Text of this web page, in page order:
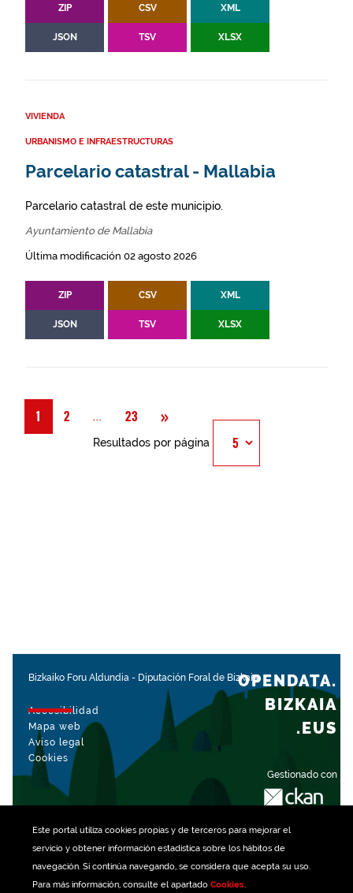
Este portal utiliza cookiespropias y de terceros para mejorar el
servicio y obtener información estadística sobre los hábitos de
navegación. Si continúa navegando, se considera que acepta su uso.
Para más información, consulte el apartado Cookies.
ZIP CSV XML
JSON TSV XLSX
VIVIENDA
URBANISMO E INFRAESTRUCTURAS
Parcelario catastral - Mallabia
Parcelario catastral de este municipio.
Ayuntamiento de Mallabia
Última modificación 02 agosto 2026
ZIP CSV XML
JSON TSV XLSX
1 2 Página
... 23 » Siguiente
Resultados por página
Bizkaiko Foru Aldundia - Diputación Foral de Bizkaia
Accesibilidad
Mapa web
Aviso legal
Cookies
Gestionado con
OPENDATA.
BIZKAIA
.EUS